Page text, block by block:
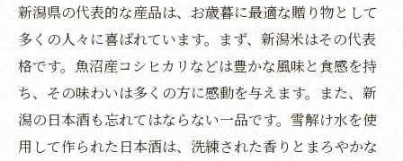
新潟の豊かな自然が育む贈り物の奥深さ
心をつなぐ特別な贈り物の選び方
新潟県の代表的な産品は、お歳暮に最適な贈り物として
多くの人々に喜ばれています。まず、新潟米はその代表
格です。魚沼産コシヒカリなどは豊かな風味と食感を持
ち、その味わいは多くの方に感動を与えます。また、新
潟の日本酒も忘れてはならない一品です。雪解け水を使
用して作られた日本酒は、洗練された香りとまろやかな